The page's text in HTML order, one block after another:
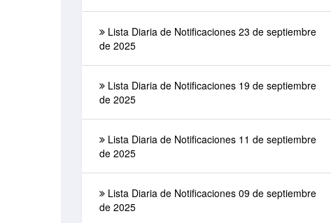
Lista Diaria de Notificaciones 23 de septiembre
de 2025
Lista Diaria de Notificaciones 19 de septiembre
de 2025
Lista Diaria de Notificaciones 11 de septiembre
de 2025
Lista Diaria de Notificaciones 09 de septiembre
de 2025